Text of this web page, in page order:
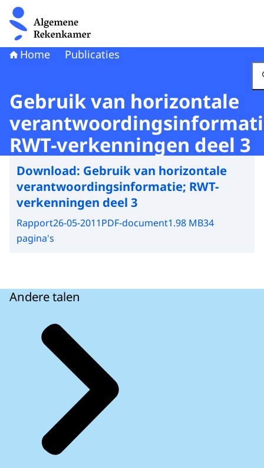
Naar de homepage van Algemene Rekenkamer
Home Publicaties
Gebruik van horizontale
RWT-verkenningen deel 3
Download: Gebruik van horizontale
verantwoordingsinformatie; RWT-
verkenningen deel 3
Rapport26-05-2011PDF-document1.98 MB34
pagina's
Andere talen